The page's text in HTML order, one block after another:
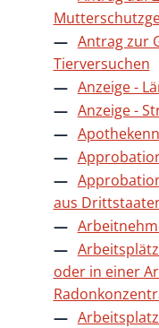
Antrag zur
Tierversuchen
Anzeige -
Anzeige -
aus
oder in einer